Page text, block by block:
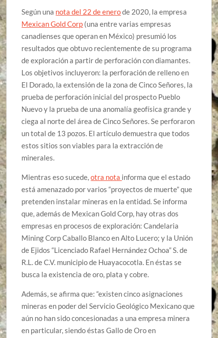
Según una nota del 22 de enerode 2020, la empresa
Mexican Gold Corp (una entre varias empresas
canadienses que operan en México) presumió los
resultados que obtuvo recientemente de su programa
de exploración a partir de perforación con diamantes.
Los objetivos incluyeron: la perforación de relleno en
El Dorado, la extensión de la zona de Cinco Señores, la
prueba de perforación inicial del prospecto Pueblo
Nuevo y la prueba de una anomalía geofísica grande y
ciega al norte del área de Cinco Señores. Se perforaron
un total de 13 pozos. El artículo demuestra que todos
estos sitios son viables para la extracción de
minerales.
Mientras eso sucede,otra nota informa que el estado
está amenazado por varios “proyectos de muerte” que
pretenden instalar mineras en la entidad. Se informa
que, además de Mexican Gold Corp, hay otras dos
empresas en procesos de exploración: Candelaria
Mining Corp Caballo Blanco en Alto Lucero; y la Unión
de Ejidos “Licenciado Rafael Hernández Ochoa” S. de
R.L. de C.V. municipio de Huayacocotla. En éstas se
busca la existencia de oro, plata y cobre.
Además, se afirma que: “existen cinco asignaciones
mineras en poder del Servicio Geológico Mexicano que
aún no han sido concesionadas a una empresa minera
en particular, siendo éstas Gallo de Oro en